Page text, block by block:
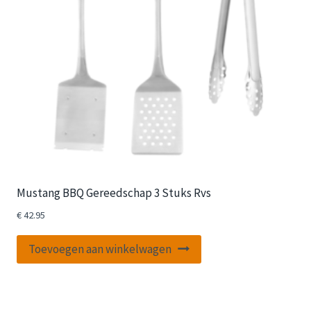
Mustang BBQ Gereedschap 3 Stuks Rvs
€42.95
Toevoegen aan winkelwagen